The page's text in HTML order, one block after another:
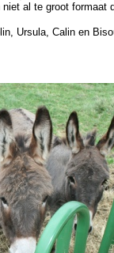
al te groot
Ursula, Calin en